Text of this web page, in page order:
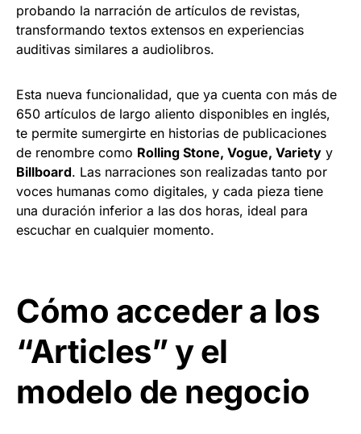
probando la narración de artículos de revistas,
transformando textos extensos en experiencias
auditivas similares a audiolibros.
Esta nueva funcionalidad, que ya cuenta con más de
650 artículos de largo aliento disponibles en inglés,
te permite sumergirte en historias de publicaciones
de renombre como Rolling Stone, Vogue, Variety y
Billboard. Las narraciones son realizadas tanto por
voces humanas como digitales, y cada pieza tiene
una duración inferior a las dos horas, ideal para
escuchar en cualquier momento.
Cómo acceder a los
“Articles” y el
modelo de negocio